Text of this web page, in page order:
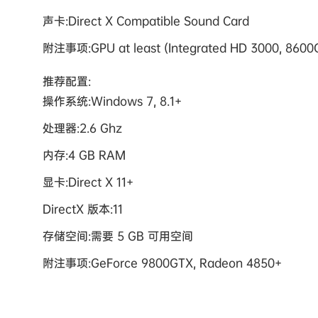
声卡:Direct X Compatible Sound Card
附注事项:GPU at least (Integrated HD 3000,
推荐配置:
操作系统:Windows 7, 8.1+
处理器:2.6 Ghz
内存:4 GB RAM
显卡:Direct X 11+
DirectX 版本:11
存储空间:需要 5 GB 可用空间
附注事项:GeForce 9800GTX, Radeon 4850+